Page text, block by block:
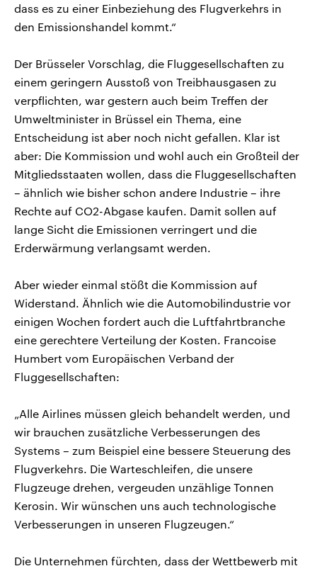
dass es zu einer Einbeziehung des Flugverkehrs in
den Emissionshandel kommt.“
Der Brüsseler Vorschlag, die Fluggesellschaften zu
einem geringern Ausstoß von Treibhausgasen zu
verpflichten, war gestern auch beim Treffen der
Umweltminister in Brüssel ein Thema, eine
Entscheidung ist aber noch nicht gefallen. Klar ist
aber: Die Kommission und wohl auch ein Großteil der
Mitgliedsstaaten wollen, dass die Fluggesellschaften
– ähnlich wie bisher schon andere Industrie – ihre
Rechte auf CO2-Abgase kaufen. Damit sollen auf
lange Sicht die Emissionen verringert und die
Erderwärmung verlangsamt werden.
Aber wieder einmal stößt die Kommission auf
Widerstand. Ähnlich wie die Automobilindustrie vor
einigen Wochen fordert auch die Luftfahrtbranche
eine gerechtere Verteilung der Kosten. Francoise
Humbert vom Europäischen Verband der
Fluggesellschaften:
„Alle Airlines müssen gleich behandelt werden, und
wir brauchen zusätzliche Verbesserungen des
Systems – zum Beispiel eine bessere Steuerung des
Flugverkehrs. Die Warteschleifen, die unsere
Flugzeuge drehen, vergeuden unzählige Tonnen
Kerosin. Wir wünschen uns auch technologische
Verbesserungen in unseren Flugzeugen.“
Die Unternehmen fürchten, dass der Wettbewerb mit